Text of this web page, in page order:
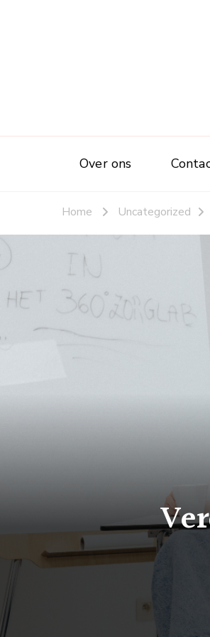
Over ons
Home Uncategorized